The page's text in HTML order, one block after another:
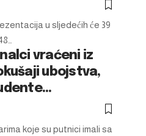
u sljedećih će 39
vraćeni iz
ubojstva,
koje su putnici imali sa